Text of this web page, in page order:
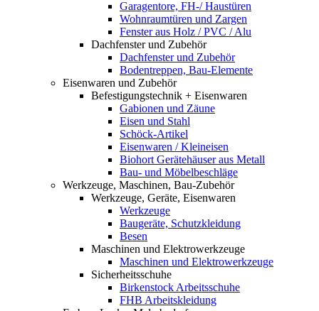
Garagentore, FH-/ Haustüren
Wohnraumtüren und Zargen
Fenster aus Holz / PVC / Alu
Dachfenster und Zubehör
Dachfenster und Zubehör
Bodentreppen, Bau-Elemente
Eisenwaren und Zubehör
Befestigungstechnik + Eisenwaren
Gabionen und Zäune
Eisen und Stahl
Schöck-Artikel
Eisenwaren / Kleineisen
Biohort Gerätehäuser aus Metall
Bau- und Möbelbeschläge
Werkzeuge, Maschinen, Bau-Zubehör
Werkzeuge, Geräte, Eisenwaren
Werkzeuge
Baugeräte, Schutzkleidung
Besen
Maschinen und Elektrowerkzeuge
Maschinen und Elektrowerkzeuge
Sicherheitsschuhe
Birkenstock Arbeitsschuhe
FHB Arbeitskleidung